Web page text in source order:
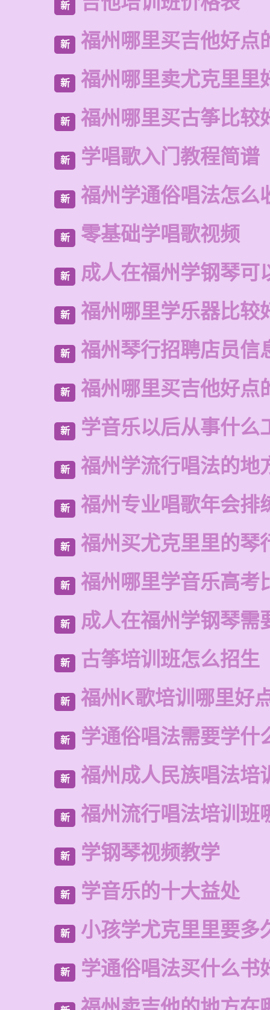
新
新 福州哪里买吉他好点
新 福州哪里卖尤克里里
新 福州哪里买古筝比较
新 学唱歌入门教程简谱
新 福州学通俗唱法怎么
新 零基础学唱歌视频
新 成人在福州学钢琴可
新 福州哪里学乐器比较
新 福州琴行招聘店员信
新 福州哪里买吉他好点
新 学音乐以后从事什么
新 福州学流行唱法的地
新 福州专业唱歌年会排
新 福州买尤克里里的琴
新 福州哪里学音乐高考
新 成人在福州学钢琴需
新 古筝培训班怎么招生
新 福州K歌培训哪里好
新 学通俗唱法需要学什
新 福州成人民族唱法培
新 福州流行唱法培训班
新 学钢琴视频教学
新 学音乐的十大益处
新 小孩学尤克里里要多
新 学通俗唱法买什么书